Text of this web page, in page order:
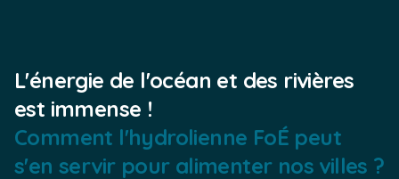
L'énergie de l'océan et des rivières
est immense !
Comment l'hydrolienne FoÉ peut
s'en servir pour alimenter nos villes ?